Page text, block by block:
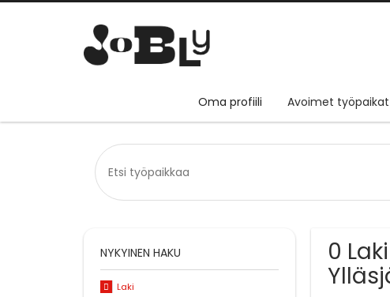
Oma profiili Avoimet työpaikat
0
NYKYINEN HAKU
Laki